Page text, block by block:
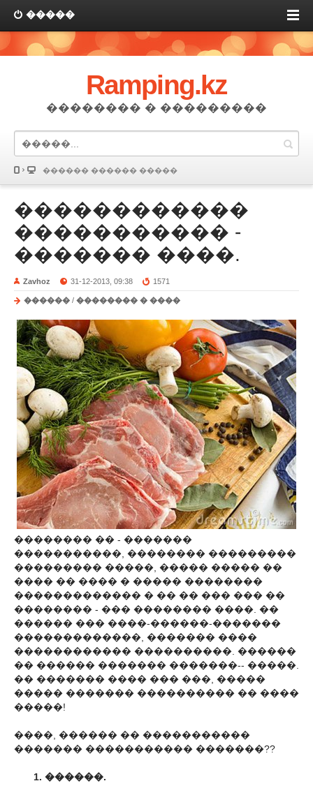
�����
Ramping.kz
�������� � ���������
������ ������ �����
������������
����������� -
������� ����.
Zavhoz 31-12-2013, 09:38 1571
������ / �������� � ����
�������� �� - �������
�����������, �������� ���������
��������� �����, ����� ����� ��
���� �� ���� � ����� ��������
������������� � �� �� ��� ��� ��
�������� - ��� �������� ����. ��
������ ��� ����-������-�������
�������������, ������� ����
������������ ����������. ������
�� ������ ������� �������-- �����.
�� ������� ���� ��� ���, �����
����� ������� ���������� �� ����
�����!
����, ������ �� �����������
������� ����������� �������??
1. ������.